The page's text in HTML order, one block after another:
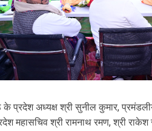
प्रदेश अध्यक्ष श्री सुनील कुमार,
महासचिव श्री रामनाथ रमण, श्री